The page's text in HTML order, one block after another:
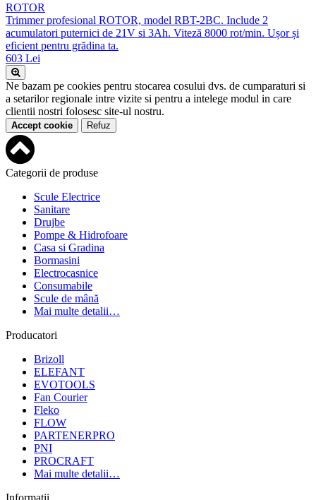
ROTOR
Trimmer profesional ROTOR, model RBT-2BC. Include 2
acumulatori puternici de 21V si 3Ah. Viteză 8000 rot/min. Ușor și
eficient pentru grădina ta.
603 Lei
Ne bazam pe cookies pentru stocarea cosului dvs. de cumparaturi si
a setarilor regionale intre vizite si pentru a intelege modul in care
clientii nostri folosesc site-ul nostru.
Accept cookie Refuz
Categorii de produse
Scule Electrice
Sanitare
Drujbe
Pompe & Hidrofoare
Casa si Gradina
Bormasini
Electrocasnice
Consumabile
Scule de mână
Mai multe detalii…
Producatori
Brizoll
ELEFANT
EVOTOOLS
Fan Courier
Fleko
FLOW
PARTENERPRO
PNI
PROCRAFT
Mai multe detalii…
Informatii